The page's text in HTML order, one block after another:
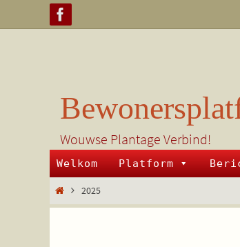
naar
Wouwse Plantage Verbind!
Ga
de
Welkom Platform
Home2025